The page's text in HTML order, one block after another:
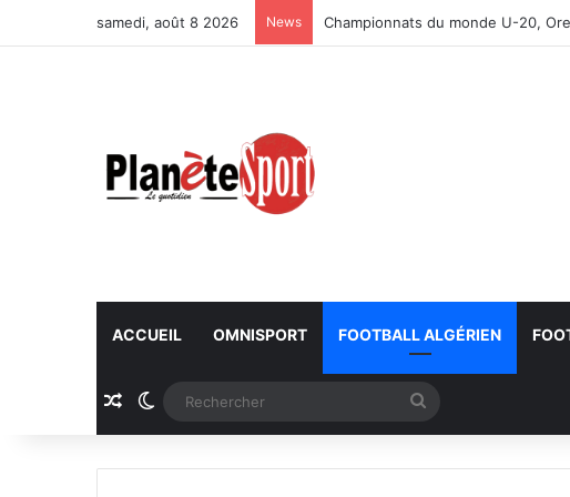
samedi, août 8 2026 News Championnats du monde U-20,
ACCUEIL OMNISPORT FOOTBALL ALGÉRIEN
Article Aléatoire
Switch skin